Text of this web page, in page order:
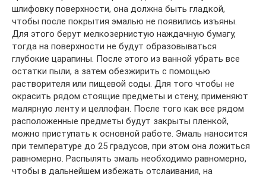
шлифовку поверхности, она должна быть гладкой,
чтобы после покрытия эмалью не появились изъяны.
Для этого берут мелкозернистую наждачную бумагу,
тогда на поверхности не будут образовываться
глубокие царапины. После этого из ванной убрать все
остатки пыли, а затем обезжирить с помощью
растворителя или пищевой соды. Для того чтобы не
окрасить рядом стоящие предметы и стену, применяют
малярную ленту и целлофан. После того как все рядом
расположенные предметы будут закрыты пленкой,
можно приступать к основной работе. Эмаль наносится
при температуре до 25 градусов, при этом она ложиться
равномерно. Распылять эмаль необходимо равномерно,
чтобы в дальнейшем избежать отслаивания, на